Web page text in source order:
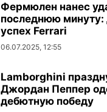
Фермюлен нанес
последнюю минуту:
успех Ferrari
06.07.2025, 12:55
Lamborghini
Джордан Пеппер
дебютную победу